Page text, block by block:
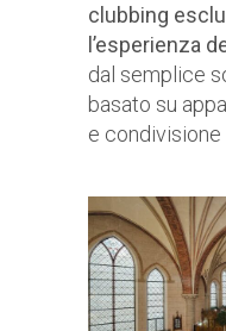
clubbing
l’esperienza
dal semplice
basato su
e condivisione